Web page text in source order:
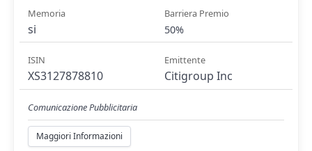
Memoria
si
Barriera Premio
50%
ISIN
XS3127878810
Emittente
Citigroup Inc
Comunicazione Pubblicitaria
Maggiori Informazioni